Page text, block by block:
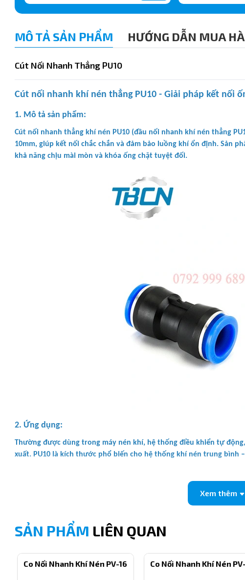
MÔ TẢ SẢN PHẨM HƯỚNG DẪN MUA
Cút Nối Nhanh Thẳng PU10
Cút nối nhanh khí nén thẳng PU10 - Giải pháp kết nối
1. Mô tả sản phẩm:
Cút nối nhanh thẳng khí nén PU10 (đầu nối nhanh khí nén thẳng
10mm, giúp kết nối chắc chắn và đảm bảo luồng khí ổn định. Sản
khả năng chịu mài mòn và khóa ống chặt tuyệt đối.
2. Ứng dụng:
Thường được dùng trong máy nén khí, hệ thống điều khiển tự
xuất. PU10 là kích thước phổ biến cho hệ thống khí nén trung bình
Chịu áp suất tốt, ổn định trong thời gian dài.
4. Link liên kết các size sản phẩm cùng phân loại
Xem thêm
SẢN PHẨM LIÊN QUAN
Co Nối Nhanh Khí Nén PV-16 Co Nối Nhanh Khí Nén